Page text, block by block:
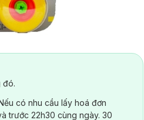
đó.
có nhu cầu lấy hoá đơn
trước 22h30 cùng ngày. 30